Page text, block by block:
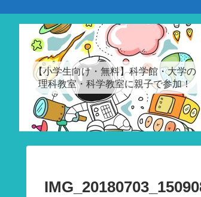
【小学生向け・無料】科学館・大学の
理科教室・科学教室に親子で参加！